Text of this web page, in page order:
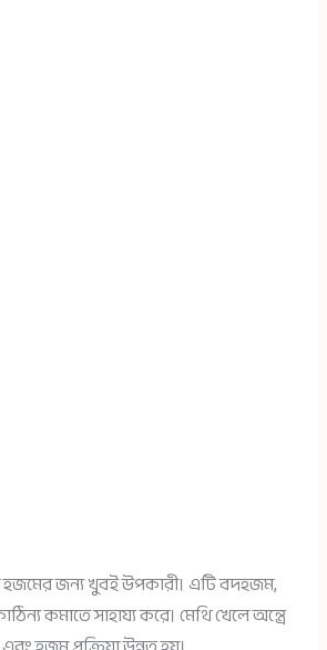
হজমের জন্য খুবই উপকারী। এটি বদহজম,
কমাতে সাহায্য করে। মেথি খেলে অন্ত্রে